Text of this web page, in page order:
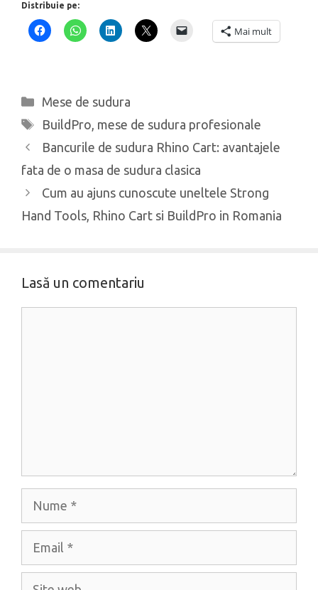
Distribuie pe:
Mai mult
Categorii
Mese de sudura
Etichete
BuildPro, mese de sudura profesionale
Bancurile de sudura Rhino Cart: avantajele
fata de o masa de sudura clasica
Cum au ajuns cunoscute uneltele Strong
Hand Tools, Rhino Cart si BuildPro in Romania
Lasă un comentariu
Site